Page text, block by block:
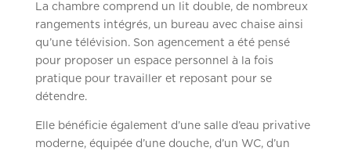
La chambre comprend un lit double, de nombreux
rangements intégrés, un bureau avec chaise ainsi
qu’une télévision. Son agencement a été pensé
pour proposer un espace personnel à la fois
pratique pour travailler et reposant pour se
détendre.
Elle bénéficie également d’une salle d’eau privative
moderne, équipée d’une douche, d’un WC, d’un